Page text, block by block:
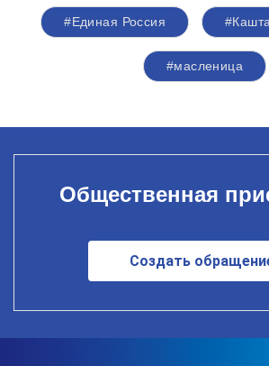
#Единая Россия
#масленица
Общественная
Создать